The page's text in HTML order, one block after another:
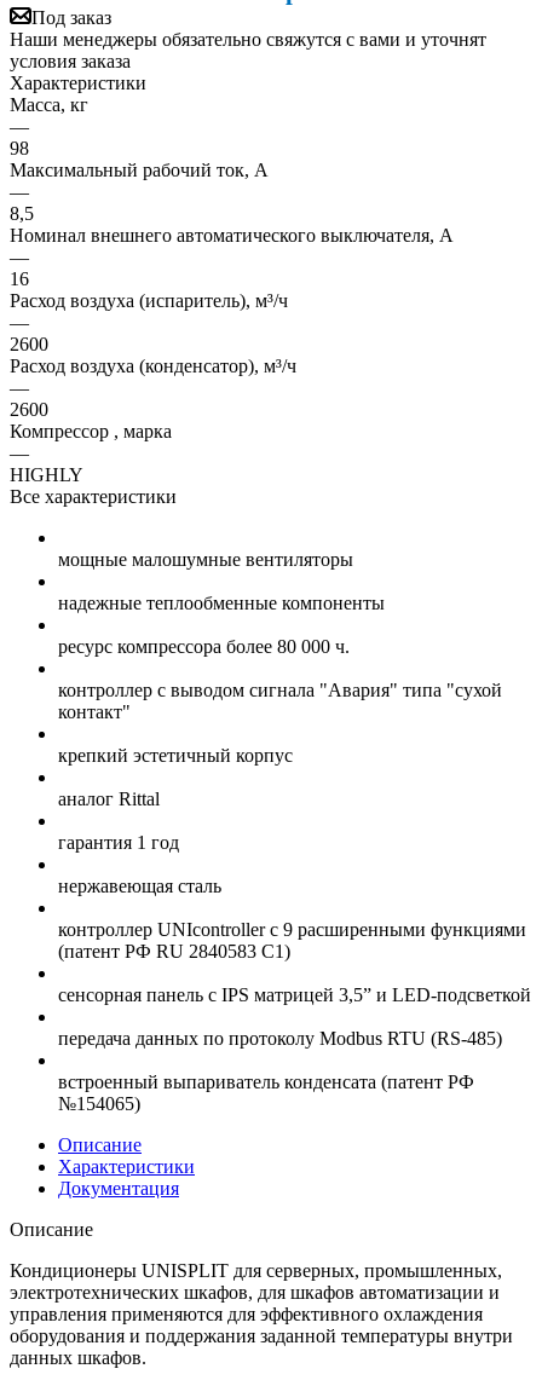
Под заказ
Наши менеджеры обязательно свяжутся с вами и уточнят
условия заказа
Характеристики
Масса, кг
—
98
Максимальный рабочий ток, А
—
8,5
Номинал внешнего автоматического выключателя, А
—
16
Расход воздуха (испаритель), м³/ч
—
2600
Расход воздуха (конденсатор), м³/ч
—
2600
Компрессор , марка
—
HIGHLY
Все характеристики
мощные малошумные вентиляторы
надежные теплообменные компоненты
ресурс компрессора более 80 000 ч.
контроллер с выводом сигнала "Авария" типа "сухой
контакт"
крепкий эстетичный корпус
аналог Rittal
гарантия 1 год
нержавеющая сталь
контроллер UNIcontroller c 9 расширенными функциями
(патент РФ RU 2840583 C1)
сенсорная панель с IPS матрицей 3,5” и LED-подсветкой
передача данных по протоколу Modbus RTU (RS-485)
встроенный выпариватель конденсата (патент РФ
№154065)
Описание
Характеристики
Документация
Описание
Кондиционеры UNISPLIT для серверных, промышленных,
электротехнических шкафов, для шкафов автоматизации и
управления применяются для эффективного охлаждения
оборудования и поддержания заданной температуры внутри
данных шкафов.